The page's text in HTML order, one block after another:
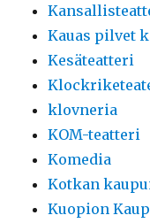
Kauas pilvet
Kesäteatteri
klovneria
KOM-teatteri
Komedia
Kotkan
Kuopion